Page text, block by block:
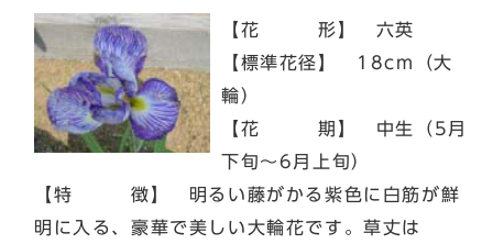
【花 形】 六英
【標準花径】 18cm（大
輪）
【花 期】 中生（5月
下旬～6月上旬）
【特 徴】 明るい藤がかる紫色に白筋が鮮
明に入る、豪華で美しい大輪花です。草丈は